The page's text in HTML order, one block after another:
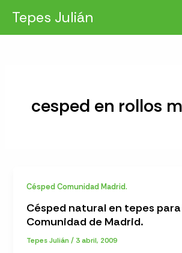
contenido
Tepes Julián
cesped en rollos
Césped Comunidad Madrid.
Césped natural en tepes para
Comunidad de Madrid.
Tepes Julián/ 3 abril, 2009